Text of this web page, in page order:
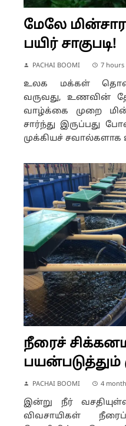
மேலே
பயிர் சாகுபடி!
PACHAI BOOMI 7 hours
உலக மக்கள்
வருவது, உணவின்
வாழ்க்கை முறை
சார்ந்து இருப்பது
முக்கியச் சவால்களாக
நீரைச்
PACHAI BOOMI 4
இன்று நீர்
விவசாயிகள்